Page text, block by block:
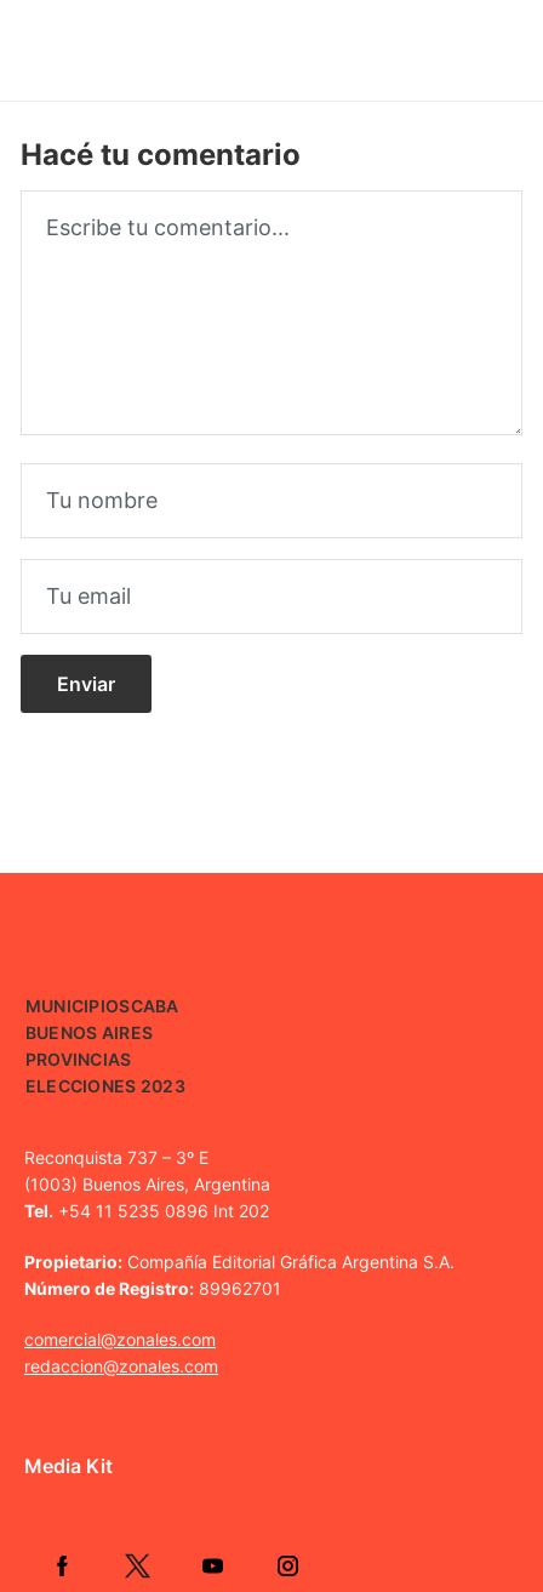
Hacé tu comentario
MUNICIPIOSCABA
BUENOS AIRES
PROVINCIAS
ELECCIONES 2023
Reconquista 737 – 3º E
(1003) Buenos Aires, Argentina
Tel. +54 11 5235 0896 Int 202
Propietario: Compañía Editorial Gráfica Argentina S.A.
Número de Registro: 89962701
comercial@zonales.com
redaccion@zonales.com
Media Kit